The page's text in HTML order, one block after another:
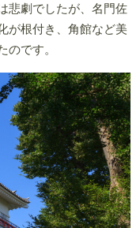
悲劇でしたが、名門佐
が根付き、角館など美
のです。